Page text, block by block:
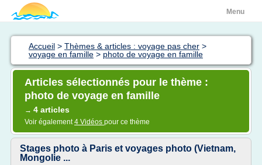
Menu
Accueil > Thèmes & articles : voyage pas cher >
voyage en famille > photo de voyage en famille
Articles sélectionnés pour le thème :
photo de voyage en famille
→ 4 articles
Voir également4 Vidéos pour ce thème
Stages photo à Paris et voyages photo (Vietnam,
Mongolie ...